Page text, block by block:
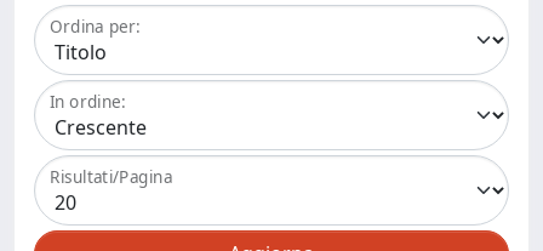
Ordina per:
In ordine:
Risultati/Pagina